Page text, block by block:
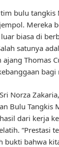
bulu tangkis
Mereka
biasa di
satunya
ajang Thomas
bagi
Norza
Bulu Tangkis
dari kerja
“Prestasi
bukti bahwa